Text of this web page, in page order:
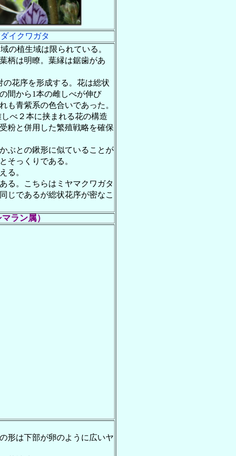
イクワガタ
の植生域は限られている。
柄は明瞭。葉縁は鋸歯があ
花序を形成する。花は総状
間から1本の雌しべが伸び
も青紫系の色合いであった。
べ２本に挟まれる花の構造
粉と併用した繁殖戦略を確保
ぶとの鍬形に似ていることが
そっくりである。
る。
る。こちらはミヤマクワガタ
じであるが総状花序が密なこ
ラン属）
形は下部が卵のように広いヤ